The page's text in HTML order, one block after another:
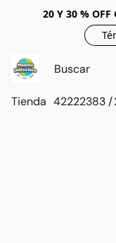
20 Y 30 % OFF
Tienda 42222383 /